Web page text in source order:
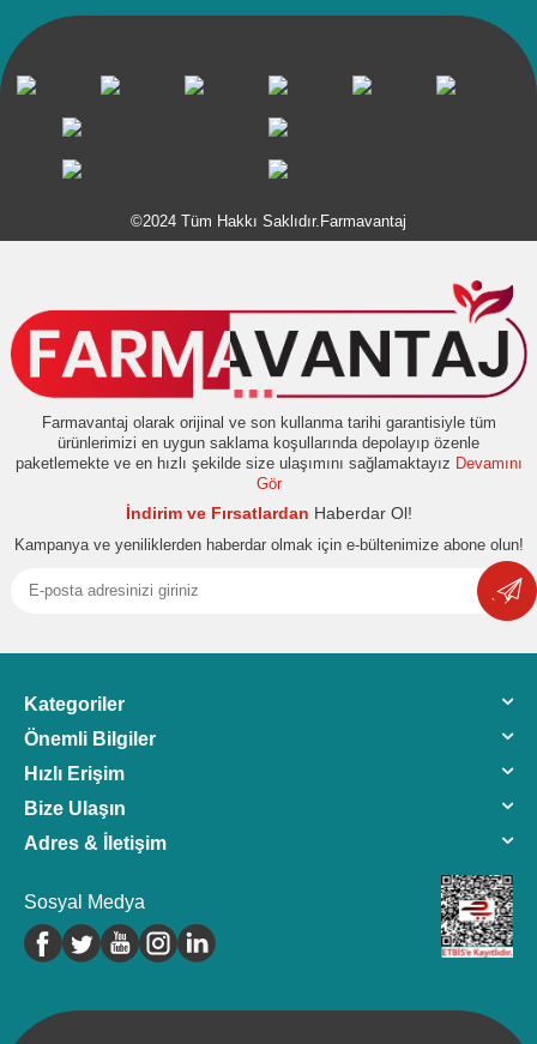
©2024 Tüm Hakkı Saklıdır.Farmavantaj
Farmavantaj olarak orijinal ve son kullanma tarihi garantisiyle tüm
ürünlerimizi en uygun saklama koşullarında depolayıp özenle
paketlemekte ve en hızlı şekilde size ulaşımını sağlamaktayız Devamını
Gör
İndirim ve Fırsatlardan Haberdar Ol!
Kampanya ve yeniliklerden haberdar olmak için e-bültenimize abone olun!
Kategoriler
Önemli Bilgiler
Hızlı Erişim
Bize Ulaşın
Adres & İletişim
Sosyal Medya